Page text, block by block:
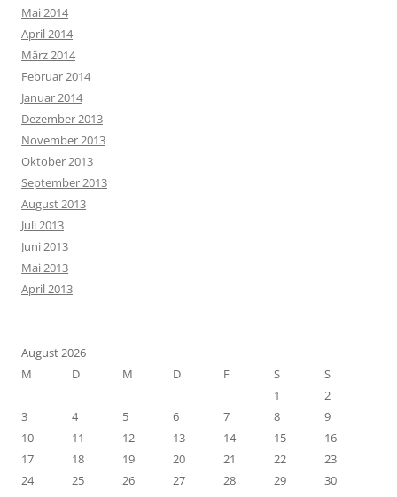
Mai 2014
April 2014
März 2014
Februar 2014
Januar 2014
Dezember 2013
November 2013
Oktober 2013
September 2013
August 2013
Juli 2013
Juni 2013
Mai 2013
April 2013
August 2026
M
D M D F S
S
1
2
3
4 5 6 7 8
9
10
11 12 13 14 15
16
17
18 19 20 21 22
23
24
25 26 27 28 29
30